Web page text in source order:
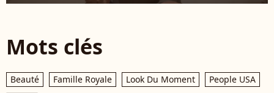
Mots clés
Beauté Famille Royale Look Du Moment
People USA